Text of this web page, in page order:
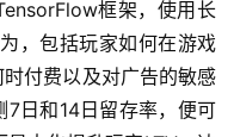
框架，使用长
，包括玩家如何在游戏
付费以及对广告的敏感
日和14日留存率，便可